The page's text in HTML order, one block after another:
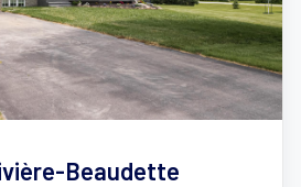
Beaudette